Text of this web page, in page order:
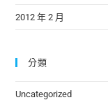
2012 年 2 月
分類
Uncategorized